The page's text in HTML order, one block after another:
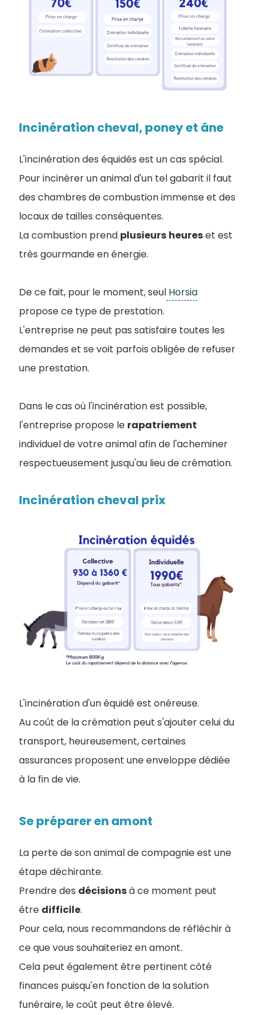
Incinération cheval, poney et âne
L'incinération des équidés est un cas spécial.
Pour incinérer un animal d'un tel gabarit il faut
des chambres de combustion immense et des
locaux de tailles conséquentes.
La combustion prend plusieurs heureset est
très gourmande en énergie.
De ce fait, pour le moment, seul Horsia
propose ce type de prestation.
L'entreprise ne peut pas satisfaire toutes les
demandes et se voit parfois obligée de refuser
une prestation.
Dans le cas où l'incinération est possible,
l'entreprise propose le rapatriement
individuel de votre animal afin de l'acheminer
respectueusement jusqu'au lieu de crémation.
Incinération cheval prix
L'incinération d'un équidé est onéreuse.
Au coût de la crémation peut s'ajouter celui du
transport, heureusement, certaines
assurances proposent une enveloppe dédiée
à la fin de vie.
Se préparer en amont
La perte de son animal de compagnie est une
étape déchirante.
Prendre des décisionsà ce moment peut
être difficile.
Pour cela, nous recommandons de réfléchir à
ce que vous souhaiteriez en amont.
Cela peut également être pertinent côté
finances puisqu'en fonction de la solution
funéraire, le coût peut être élevé.